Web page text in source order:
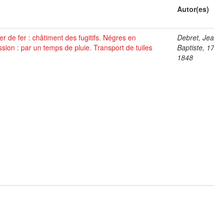
Autor(es)
de fer : châtiment des fugitifs. Négres en
: par un temps de pluie. Transport de tuiles
Debret,
Baptiste,
1848